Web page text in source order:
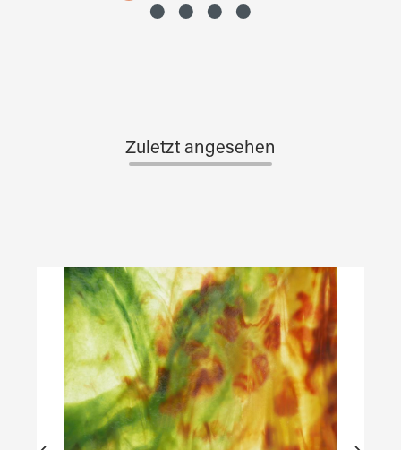
Zuletzt angesehen
Produktgalerie überspringen